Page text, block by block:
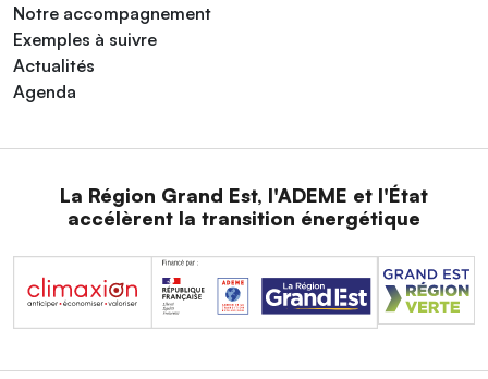
Notre accompagnement
Exemples à suivre
Actualités
Agenda
La Région Grand Est, l'ADEME et l'État
accélèrent la transition énergétique